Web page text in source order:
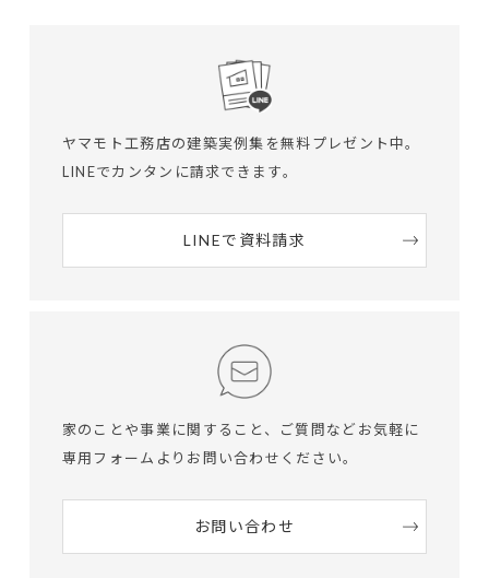
ヤマモト工務店の建築実例集を無料プレゼント中。
LINEでカンタンに請求できます。
LINEで資料請求
家のことや事業に関すること、ご質問など お気軽に
専用フォームよりお問い合わせください。
お問い合わせ